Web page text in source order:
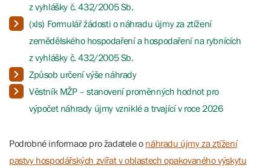
z vyhlášky č. 432/2005 Sb.
(xls) Formulář žádosti o náhradu újmy za ztížení
zemědělského hospodaření a hospodaření na rybnících
z vyhlášky č. 432/2005 Sb.
Způsob určení výše náhrady
Věstník MŽP – stanovení proměnných hodnot pro
výpočet náhrady újmy vzniklé a trvající v roce 2026
Podrobné informace pro žadatele o náhradu újmy za ztížení
pastvy hospodářských zvířat v oblastech opakovaného výskytu